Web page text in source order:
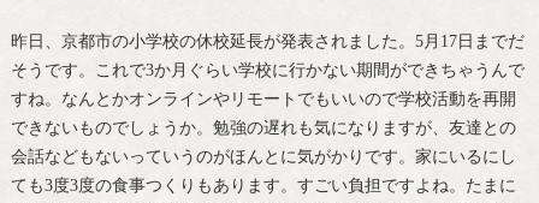
昨日、京都市の小学校の休校延長が発表されました。5月17日までだ
そうです。これで3か月ぐらい学校に行かない期間ができちゃうんで
すね。なんとかオンラインやリモートでもいいので学校活動を再開
できないものでしょうか。勉強の遅れも気になりますが、友達との
会話などもないっていうのがほんとに気がかりです。家にいるにし
ても3度3度の食事つくりもあります。すごい負担ですよね。たまに